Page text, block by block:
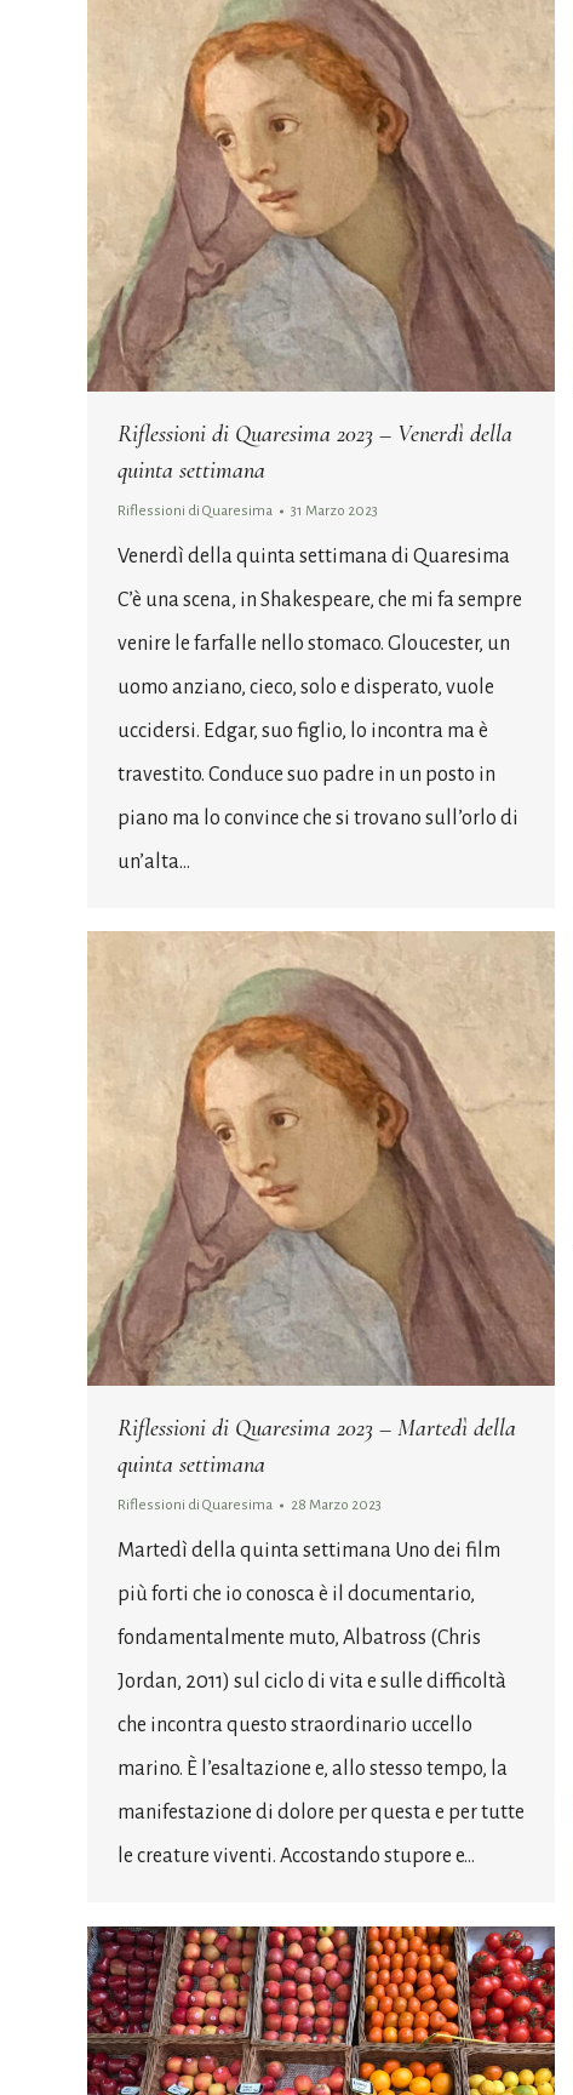
Riflessioni di Quaresima 2023 – Venerdì della
quinta settimana
Riflessioni di Quaresima 31 Marzo 2023
Venerdì della quinta settimana di Quaresima
C’è una scena, in Shakespeare, che mi fa sempre
venire le farfalle nello stomaco. Gloucester, un
uomo anziano, cieco, solo e disperato, vuole
uccidersi. Edgar, suo figlio, lo incontra ma è
travestito. Conduce suo padre in un posto in
piano ma lo convince che si trovano sull’orlo di
un’alta…
Riflessioni di Quaresima 2023 – Martedì della
quinta settimana
Riflessioni di Quaresima 28 Marzo 2023
Martedì della quinta settimana Uno dei film
più forti che io conosca è il documentario,
fondamentalmente muto, Albatross (Chris
Jordan, 2011) sul ciclo di vita e sulle difficoltà
che incontra questo straordinario uccello
marino. È l’esaltazione e, allo stesso tempo, la
manifestazione di dolore per questa e per tutte
le creature viventi. Accostando stupore e…